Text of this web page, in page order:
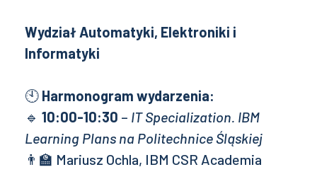
Wydział Automatyki, Elektroniki i
Informatyki
🕙 Harmonogram wydarzenia:
🔹 10:00-10:30 – IT Specialization. IBM
Learning Plans na Politechnice Śląskiej
👨‍🏫 Mariusz Ochla, IBM CSR Academia